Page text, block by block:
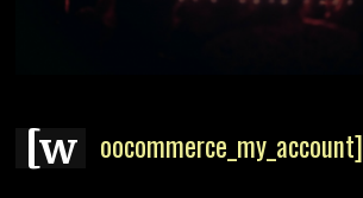
[w oocommerce_my_account]